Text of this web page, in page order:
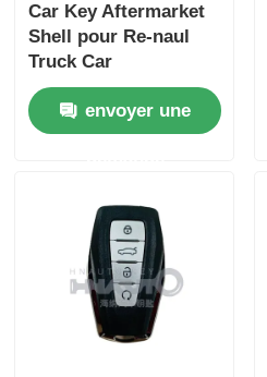
Car Key Aftermarket
Shell pour Re-naul
Truck Car
télécommande
uniquement pour le
grossiste MOQ est
envoyer une